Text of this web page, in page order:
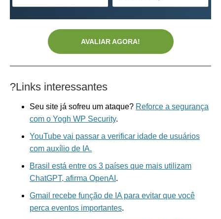
AVALIAR AGORA!
?Links interessantes
Seu site já sofreu um ataque? Reforce a segurança
com o Yogh WP Security.
YouTube vai passar a verificar idade de usuários
com auxílio de IA.
Brasil está entre os 3 países que mais utilizam
ChatGPT, afirma OpenAI .
Gmail recebe função de IA para evitar que você
perca eventos importantes.